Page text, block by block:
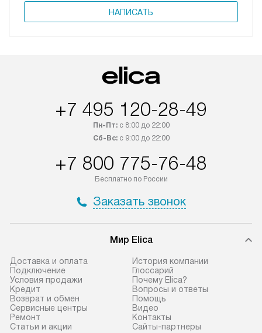
НАПИСАТЬ
+7 495 120-28-49
Пн-Пт:с 8:00 до 22:00
Сб-Вс:с 9:00 до 22:00
+7 800 775-76-48
Бесплатно по России
Заказать звонок
Мир Elica
Доставка и оплата
Подключение
Условия продажи
Кредит
Возврат и обмен
Сервисные центры
Ремонт
Статьи и акции
История компании
Глоссарий
Почему Elica?
Вопросы и ответы
Помощь
Видео
Контакты
Сайты-партнеры